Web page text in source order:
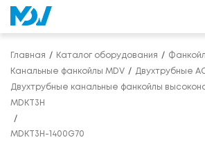
Главная Каталог оборудования
Канальные фанкойлы MDV Двухтрубные
Двухтрубные канальные фанкойлы
MDKT3H
MDKT3H-1400G70